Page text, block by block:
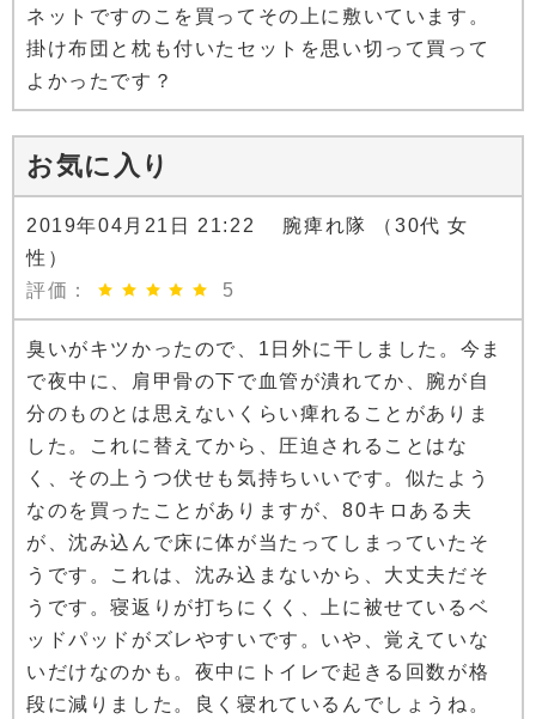
ネットですのこを買ってその上に敷いています。
掛け布団と枕も付いたセットを思い切って買って
よかったです？
お気に入り
2019年04月21日 21:22 腕痺れ隊 （30代 女
性）
評価：
5
臭いがキツかったので、1日外に干しました。今ま
で夜中に、肩甲骨の下で血管が潰れてか、腕が自
分のものとは思えないくらい痺れることがありま
した。これに替えてから、圧迫されることはな
く、その上うつ伏せも気持ちいいです。似たよう
なのを買ったことがありますが、80キロある夫
が、沈み込んで床に体が当たってしまっていたそ
うです。これは、沈み込まないから、大丈夫だそ
うです。寝返りが打ちにくく、上に被せているベ
ッドパッドがズレやすいです。いや、覚えていな
いだけなのかも。夜中にトイレで起きる回数が格
段に減りました。良く寝れているんでしょうね。